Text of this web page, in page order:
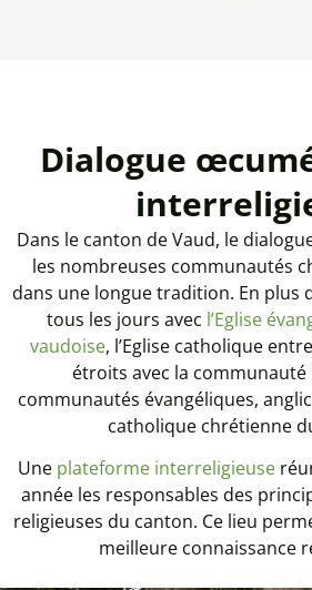
Dialogue
Dans le canton de Vaud, le
les nombreuses communautés
dans une longue tradition. En plus
tous les jours avec l’Eglise
vaudoise, l’Eglise catholique
étroits avec la communauté
communautés évangéliques,
catholique chrétienne
Une plateforme interreligieuse
année les responsables des
religieuses du canton. Ce lieu
meilleure connaissance